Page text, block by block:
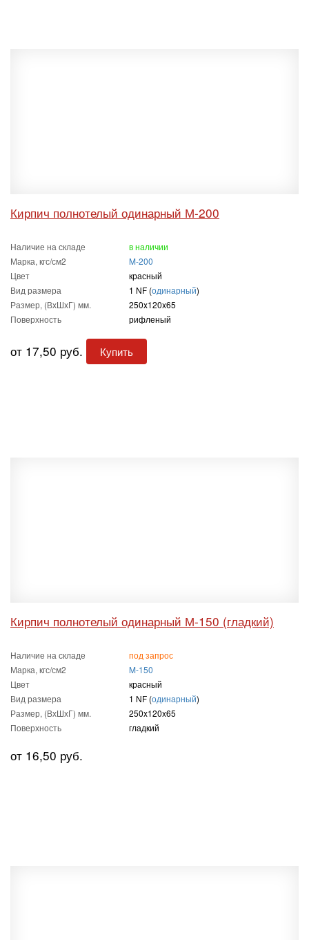
Кирпич полнотелый одинарный М-200
Наличие на складе
в наличии
Марка, кгс/см2
M-200
Цвет
красный
Вид размера
1 NF (одинарный)
Размер, (ВхШхГ) мм.
250x120x65
Поверхность
рифленый
от 17,50 руб. Купить
Кирпич полнотелый одинарный М-150 (гладкий)
Наличие на складе
под запрос
Марка, кгс/см2
M-150
Цвет
красный
Вид размера
1 NF (одинарный)
Размер, (ВхШхГ) мм.
250x120x65
Поверхность
гладкий
от 16,50 руб.